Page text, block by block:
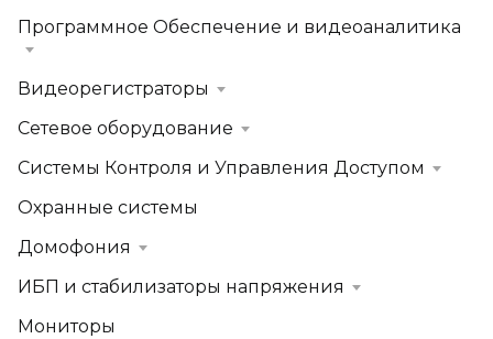
Программное Обеспечение и видеоаналитика
Видеорегистраторы
Сетевое оборудование
Системы Контроля и Управления Доступом
Охранные системы
Домофония
ИБП и стабилизаторы напряжения
Мониторы